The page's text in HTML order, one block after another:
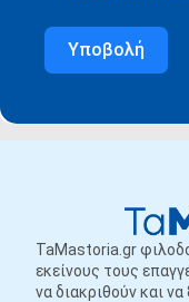
Υποβολή
TaMastoria.gr
εκείνους τους
να διακριθούν και να